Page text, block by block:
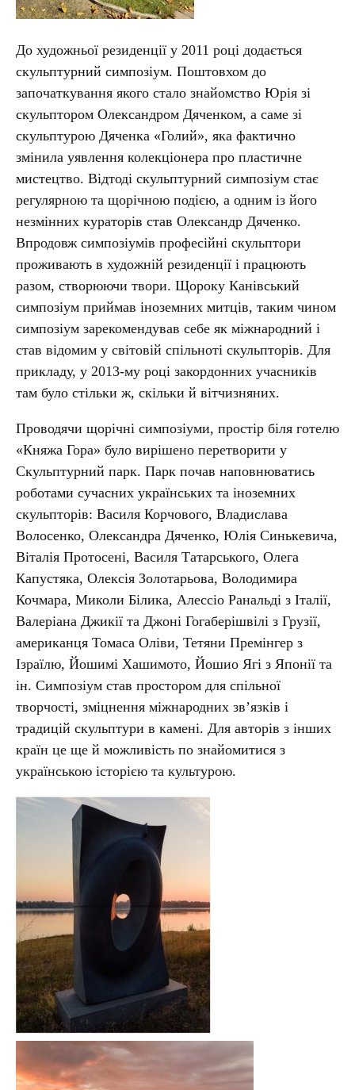
До художньої резиденції у 2011 році додається
скульптурний симпозіум. Поштовхом до
започаткування якого стало знайомство Юрія зі
скульптором Олександром Дяченком, а саме зі
скульптурою Дяченка «‎Голий», яка фактично
змінила уявлення колекціонера про пластичне
мистецтво. Відтоді скульптурний симпозіум стає
регулярною та щорічною подією, а одним із його
незмінних кураторів став Олександр Дяченко.
Впродовж симпозіумів професійні скульптори
проживають в художній резиденції і працюють
разом, створюючи твори. Щороку Канівський
симпозіум приймав іноземних митців, таким чином
симпозіум зарекомендував себе як міжнародний і
став відомим у світовій спільноті скульпторів. Для
прикладу, у 2013-му році закордонних учасників
там було стільки ж, скільки й вітчизняних.
Проводячи щорічні симпозіуми, простір біля готелю
«‎Княжа Гора» було вирішено перетворити у
Скульптурний парк. Парк почав наповнюватись
роботами сучасних українських та іноземних
скульпторів: Василя Корчового, Владислава
Волосенко, Олександра Дяченко, Юлія Синькевича,
Віталія Протосені, Василя Татарського, Олега
Капустяка, Олексія Золотарьова, Володимира
Кочмара, Миколи Білика, Алессіо Ранальді з Італії,
Валеріана Джикії та Джоні Гогаберішвілі з Грузії,
американця Томаса Оліви, Тетяни Премінгер з
Ізраїлю, Йошимі Хашимото, Йошио Ягі з Японії та
ін. Симпозіум став простором для спільної
творчості, зміцнення міжнародних зв’язків і
традицій скульптури в камені. Для авторів з інших
країн це ще й можливість по знайомитися з
українською історією та культурою.